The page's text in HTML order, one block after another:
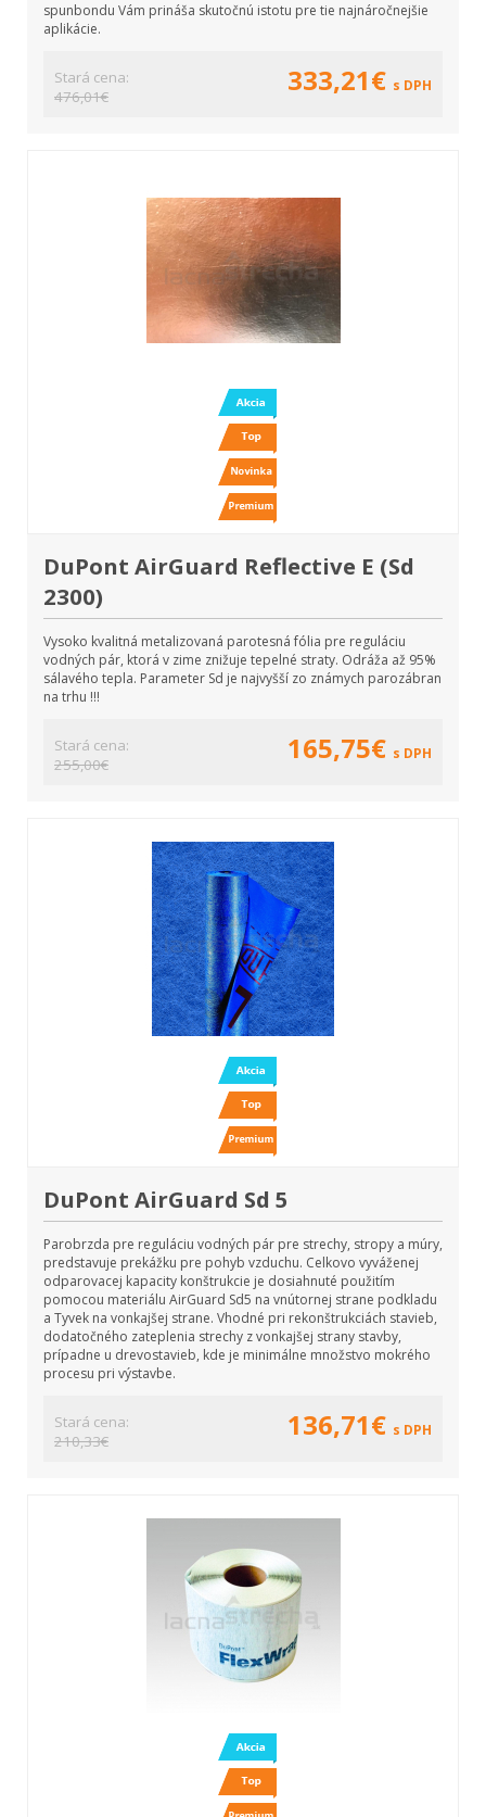
spunbondu Vám prináša skutočnú istotu pre tie najnáročnejšie
aplikácie.
Stará cena:
476,01€
333,21€ s DPH
DuPont AirGuard Reflective E (Sd
2300)
Vysoko kvalitná metalizovaná parotesná fólia pre reguláciu
vodných pár, ktorá v zime znižuje tepelné straty. Odráža až 95%
sálavého tepla. Parameter Sd je najvyšší zo známych parozábran
na trhu !!!
Stará cena:
255,00€
165,75€ s DPH
DuPont AirGuard Sd 5
Parobrzda pre reguláciu vodných pár pre strechy, stropy a múry,
predstavuje prekážku pre pohyb vzduchu. Celkovo vyváženej
odparovacej kapacity konštrukcie je dosiahnuté použitím
pomocou materiálu AirGuard Sd5 na vnútornej strane podkladu
a Tyvek na vonkajšej strane. Vhodné pri rekonštrukciách stavieb,
dodatočného zateplenia strechy z vonkajšej strany stavby,
prípadne u drevostavieb, kde je minimálne množstvo mokrého
procesu pri výstavbe.
Stará cena:
210,33€
136,71€ s DPH